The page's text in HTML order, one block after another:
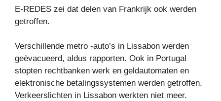
E-REDES zei dat delen van Frankrijk ook werden
getroffen.
Verschillende metro -auto’s in Lissabon werden
geëvacueerd, aldus rapporten. Ook in Portugal
stopten rechtbanken werk en geldautomaten en
elektronische betalingssystemen werden getroffen.
Verkeerslichten in Lissabon werkten niet meer.